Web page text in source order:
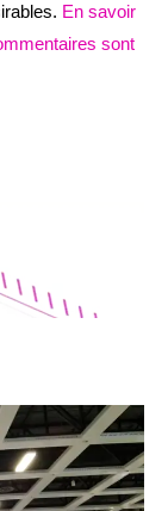
En savoir
sont